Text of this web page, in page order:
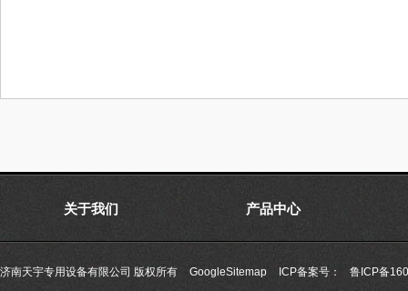
关于我们 产品中心
济南天宇专用设备有限公司 版权所有 GoogleSitemap ICP备案号： 鲁ICP备